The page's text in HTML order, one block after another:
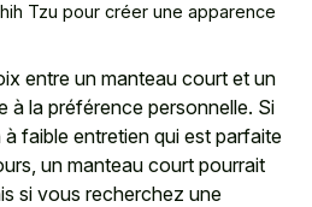
Tzu pour créer une apparence
entre unmanteau court et un
à la préférence personnelle. Si
faible entretien qui est parfaite
un manteau court pourrait
si vous recherchez une